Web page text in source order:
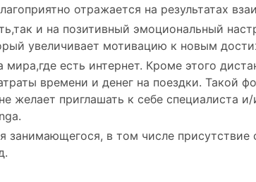
отражается на результатах
и на позитивный эмоциональный
увеличивает мотивацию к новым
мира,где есть интернет. Кроме этого
времени и денег на поездки. Такой
желает приглашать к себе специалиста
в том числе